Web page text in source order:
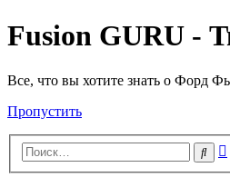
Fusion GURU -
Все, что вы хотите знать о Форд
Пропустить